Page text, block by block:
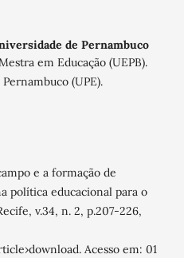
de Pernambuco
em Educação (UEPB).
(UPE).
e a formação de
política educacional para o
v.34, n. 2, p.207-226,
Acesso em: 01